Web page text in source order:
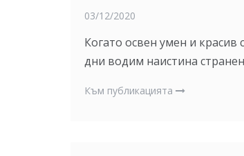
03/12/2020
Когато освен умен и
дни водим наистина
Към публикацията